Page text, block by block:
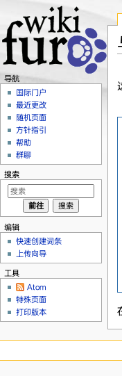
导航
国际门户
最近更改
随机页面
方针指引
帮助
群聊
搜索
编辑
快速创建词条
上传向导
工具
Atom
特殊页面
打印版本